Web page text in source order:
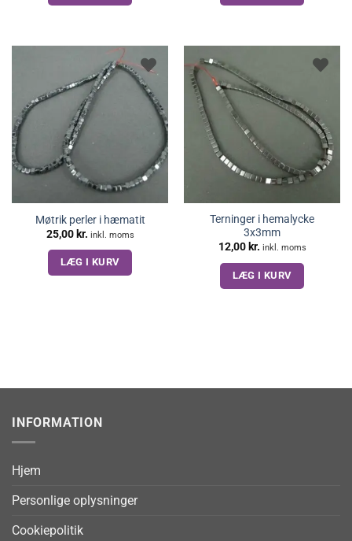
Møtrik perler i hæmatit
25,00 kr. inkl. moms
LÆG I KURV
Terninger i hemalycke
3x3mm
12,00 kr. inkl. moms
LÆG I KURV
INFORMATION
Hjem
Personlige oplysninger
Cookiepolitik